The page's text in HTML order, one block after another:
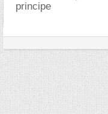
principe